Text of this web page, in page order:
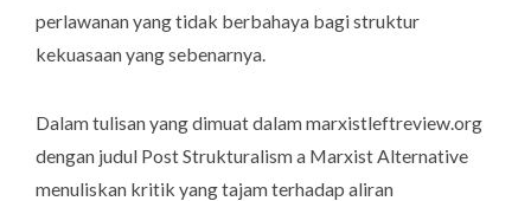
perlawanan yang tidak berbahaya bagi struktur
kekuasaan yang sebenarnya.
Dalam tulisan yang dimuat dalammarxistleftreview.org
dengan judul Post Strukturalism a Marxist Alternative
menuliskan kritik yang tajam terhadap aliran